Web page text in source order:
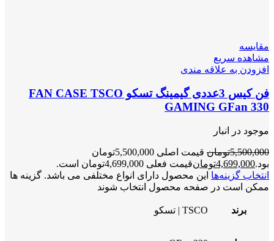
مقایسه
مشاهده سریع
افزودن به علاقه مندی
فن کیس 3عددی گیمینگ تسکو FAN CASE TSCO
GAMING GFan 330
موجود در انبار
5,500,000تومان
قیمت اصلی 5,500,000تومان
بود.4,699,000تومانقیمت فعلی 4,699,000تومان است.
انتخاب گزینه‌ها این محصول دارای انواع مختلفی می باشد. گزینه ها
ممکن است در صفحه محصول انتخاب شوند
برند TSCO | تسکو